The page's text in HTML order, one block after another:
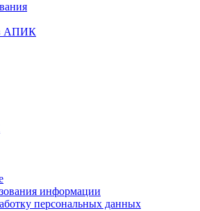
АПИК
информации
персональных данных